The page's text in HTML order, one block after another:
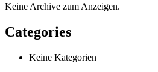
Keine Archive zum Anzeigen.
Categories
Keine Kategorien